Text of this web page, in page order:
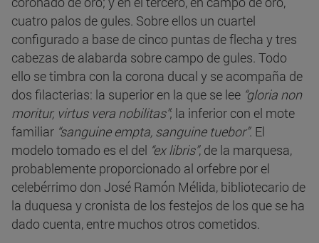
cuatro palos de gules. Sobre ellos un cuartel
configurado a base de cinco puntas de flecha y tres
cabezas de alabarda sobre campo de gules. Todo
ello se timbra con la corona ducal y se acompaña de
dos filacterias: la superior en la que se lee “gloria non
moritur, virtus vera nobilitas”; la inferior con el mote
familiar “sanguine empta, sanguine tuebor”. El
modelo tomado es el del “ex libris”, de la marquesa,
probablemente proporcionado al orfebre por el
celebérrimo don José Ramón Mélida, bibliotecario de
la duquesa y cronista de los festejos de los que se ha
dado cuenta, entre muchos otros cometidos.